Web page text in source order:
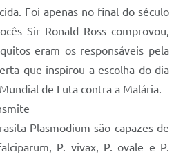
Foi apenas no final do século
Sir Ronald Ross comprovou,
eram os responsáveis pela
que inspirou a escolha do dia
de Luta contra a Malária.
Plasmodium são capazes de
P. vivax, P. ovale e P.